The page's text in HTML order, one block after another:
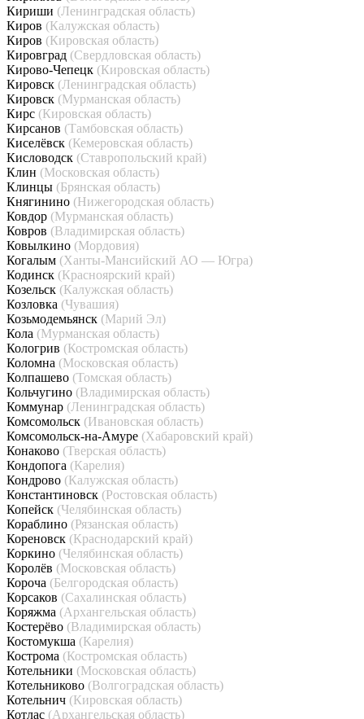
Кириши (Ленинградская область)
Киров (Калужская область)
Киров (Кировская область)
Кировград (Свердловская область)
Кирово-Чепецк (Кировская область)
Кировск (Ленинградская область)
Кировск (Мурманская область)
Кирс (Кировская область)
Кирсанов (Тамбовская область)
Киселёвск (Кемеровская область)
Кисловодск (Ставропольский край)
Клин (Московская область)
Клинцы (Брянская область)
Княгинино (Нижегородская область)
Ковдор (Мурманская область)
Ковров (Владимирская область)
Ковылкино (Мордовия)
Когалым (Ханты-Мансийский АО — Югра)
Кодинск (Красноярский край)
Козельск (Калужская область)
Козловка (Чувашия)
Козьмодемьянск (Марий Эл)
Кола (Мурманская область)
Кологрив (Костромская область)
Коломна (Московская область)
Колпашево (Томская область)
Кольчугино (Владимирская область)
Коммунар (Ленинградская область)
Комсомольск (Ивановская область)
Комсомольск-на-Амуре (Хабаровский край)
Конаково (Тверская область)
Кондопога (Карелия)
Кондрово (Калужская область)
Константиновск (Ростовская область)
Копейск (Челябинская область)
Кораблино (Рязанская область)
Кореновск (Краснодарский край)
Коркино (Челябинская область)
Королёв (Московская область)
Короча (Белгородская область)
Корсаков (Сахалинская область)
Коряжма (Архангельская область)
Костерёво (Владимирская область)
Костомукша (Карелия)
Кострома (Костромская область)
Котельники (Московская область)
Котельниково (Волгоградская область)
Котельнич (Кировская область)
Котлас (Архангельская область)